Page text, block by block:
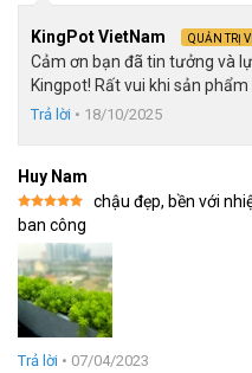
chậu
Đặc Điểm Nổi Bật Và Công
dính lại với nhau. Sau đó,
kẻ chỉ và phủ bên ngoài
Vì là chậu nhựa, nên độ
cao. Không lo về chuyện
dùng là loại sơn rất cao
nghiệt nhất.
KingPot VietNam QUẢN TRỊ
Cảm ơn bạn đã tin tưởng và
Kingpot! Rất vui khi sản
Trả lời • 18/10/2025
Huy Nam
Được xếp
hạng55
chậu đẹp, bền với
ban công
Trả lời • 07/04/2023